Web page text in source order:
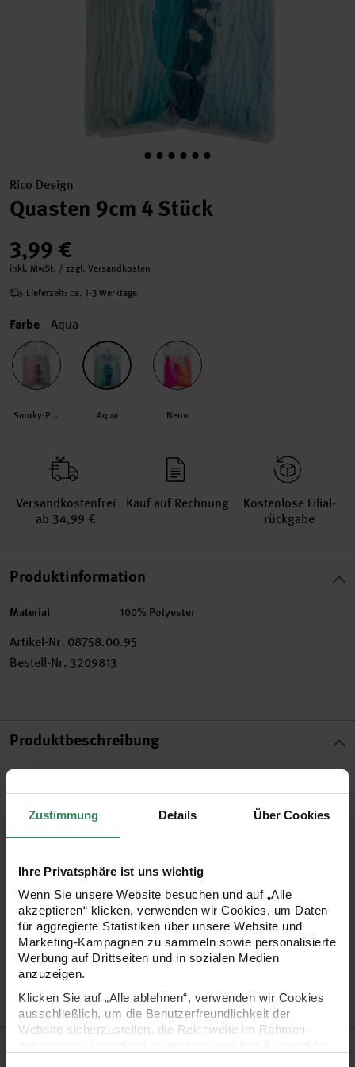
Zustimmung Details Über Cookies
Ihre Privatsphäre ist uns wichtig
Wenn Sie unsere Website besuchen und auf „Alle
akzeptieren“ klicken, verwenden wir Cookies, um Daten
für aggregierte Statistiken über unsere Website und
Marketing-Kampagnen zu sammeln sowie personalisierte
Werbung auf Drittseiten und in sozialen Medien
anzuzeigen.
Klicken Sie auf „Alle ablehnen“, verwenden wir Cookies
ausschließlich, um die Benutzerfreundlichkeit der
Website sicherzustellen, die Reichweite im Rahmen
Rico Design
Quasten 9cm 4 Stück
3,99 €
inkl. MwSt. / zzgl. Versandkosten
Lieferzeit: ca. 1-3 Werktage
Farbe Aqua
Smoky-Pastell Aqua Neon
Versand­kosten­frei
ab 34,99 €
Kauf auf Rechnung
Kosten­lose Filial­
rückgabe
Produktinformation
Material 100% Polyester
Artikel-Nr. 08758.00.95
Bestell-Nr. 3209813
Produktbeschreibung
Quasten beispielsweise Taschen, Kissen und vieles mehr.
Material: 100% Polyester
Länge: 9 cm (kann bei Bedarf gekürzt werden)
Inhalt: 4 Stück
waschbar bei 30°C (nicht trocknergeeignet und nicht
bügelbar)
Hersteller